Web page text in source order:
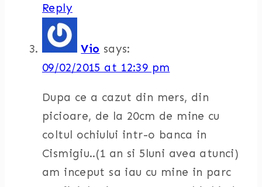
Reply
Vio says:
09/02/2015 at 12:39 pm
Dupa ce a cazut din mers, din
picioare, de la 20cm de mine cu
coltul ochiului intr-o banca in
Cismigiu..(1 an si 5luni avea atunci)
am inceput sa iau cu mine in parc